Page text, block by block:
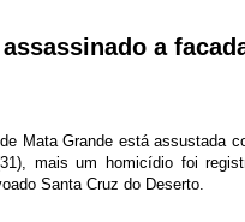
a
Mata Grande está assustada
mais um homicídio foi
Santa Cruz do Deserto.